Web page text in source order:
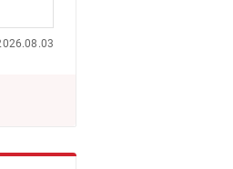
semi
w
i